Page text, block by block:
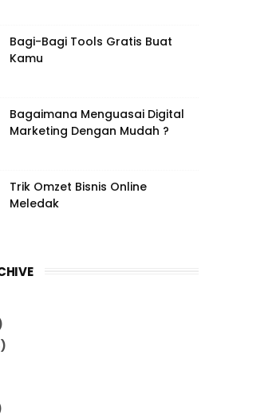
Bagi-Bagi Tools Gratis Buat
Kamu
Bagaimana Menguasai Digital
Marketing Dengan Mudah ?
Trik Omzet Bisnis Online
Meledak